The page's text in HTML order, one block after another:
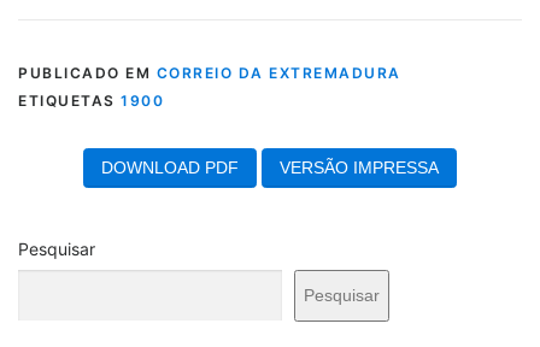
PUBLICADO EM CORREIO DA EXTREMADURA
ETIQUETAS 1900
DOWNLOAD PDF VERSÃO IMPRESSA
Pesquisar
Pesquisar